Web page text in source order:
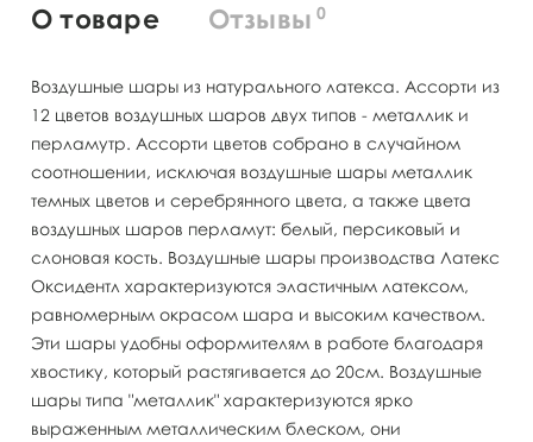
О товаре Отзывы 0
Воздушные шары из натурального латекса. Ассорти из
12 цветов воздушных шаров двух типов - металлик и
перламутр. Ассорти цветов собрано в случайном
соотношении, исключая воздушные шары металлик
темных цветов и серебрянного цвета, а также цвета
воздушных шаров перламут: белый, персиковый и
слоновая кость. Воздушные шары производства Латекс
Оксидентл характеризуются эластичным латексом,
равномерным окрасом шара и высоким качеством.
Эти шары удобны оформителям в работе благодаря
хвостику, который растягивается до 20см. Воздушные
шары типа "металлик" характеризуются ярко
выраженным металлическим блеском, они